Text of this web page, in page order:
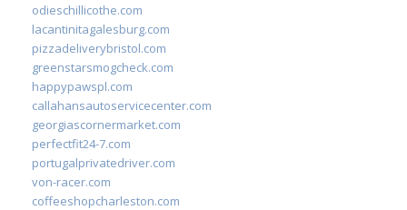
odieschillicothe.com
lacantinitagalesburg.com
pizzadeliverybristol.com
greenstarsmogcheck.com
happypawspl.com
callahansautoservicecenter.com
georgiascornermarket.com
perfectfit24-7.com
portugalprivatedriver.com
von-racer.com
coffeeshopcharleston.com